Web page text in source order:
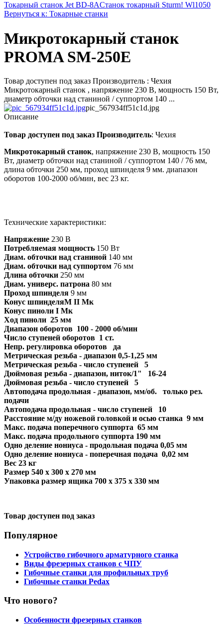
Токарный станок Jet BD-8AСтанок токарный Sturm! Wl1050
Вернуться к: Токарные станки
Микротокарный станок
PROMA SM-250E
Товар доступен под заказ Производитель : Чехия
Микротокарный станок , напряжение 230 В, мощность 150 Вт,
диаметр обточки над станиной / суппортом 140 ...
pic_567934ff51c1d.jpg
Описание
Товар доступен под заказ Производитель: Чехия
Микротокарный станок, напряжение 230 В, мощность 150
Вт, диаметр обточки над станиной / суппортом 140 / 76 мм,
длина обточки 250 мм, проход шпинделя 9 мм. диапазон
оборотов 100-2000 об/мин, вес 23 кг.
Технические характеристики:
Напряжение 230 В
Потребляемая мощность 150 Вт
Диам. обточки над станиной 140 мм
Диам. обточки над суппортом 76 мм
Длина обточки 250 мм
Диам. универс. патрона 80 мм
Проход шпинделя 9 мм
Конус шпинделяМ II Мк
Конус пиноли I Мк
Ход пиноли 25 мм
Диапазон оборотов 100 - 2000 об/мин
Число ступеней оборотов 1 ст.
Непр. регулировка оборотов
да
Метрическая резьба - диапазон 0,5-1,25 мм
Метрическая резьба - число ступеней
5
Дюймовая резьба - диапазон, ниток/1"
16-24
Дюймовая резьба - число ступеней
5
Автоподача продольная - диапазон, мм/об.
только рез.
подачи
Автоподача продольная - число ступеней
10
Расстояние м/ду ножевой головкой и осью станка 9 мм
Макс. подача поперечного суппорта 65 мм
Макс. подача продольного суппорта 190 мм
Одно деление нониуса - продольная подача 0,05 мм
Одно деление нониуса - поперечная подача 0,02 мм
Вес 23 кг
Размер 540 x 300 x 270 мм
Упаковка размер ящика 700 x 375 x 330 мм
Товар доступен под заказ
Популярное
Устройство гибочного арматурного станка
Виды фрезерных станков с ЧПУ
Гибочные станки для профильных труб
Гибочные станки Pedax
Что нового?
Особенности фрезерных станков